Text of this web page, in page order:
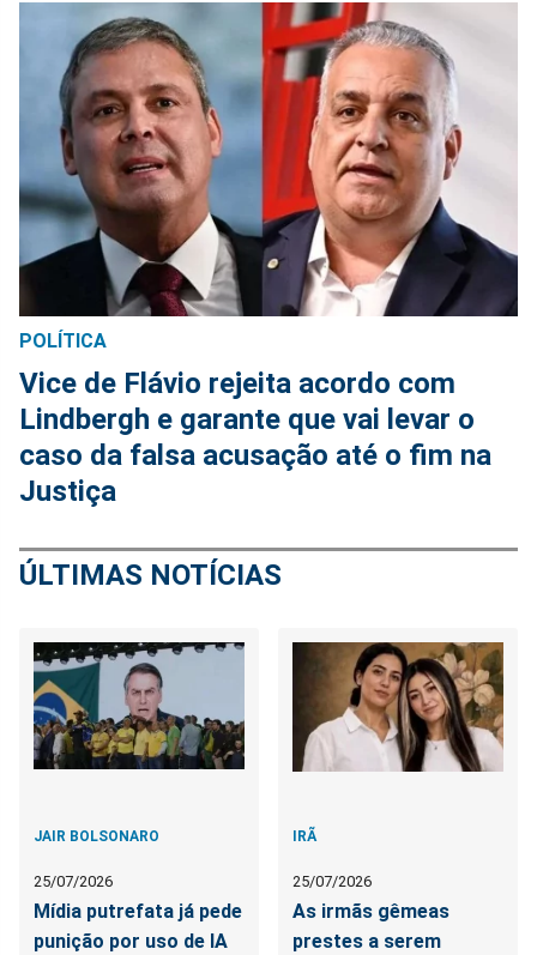
POLÍTICA
Vice de Flávio rejeita acordo com
Lindbergh e garante que vai levar o
caso da falsa acusação até o fim na
Justiça
ÚLTIMAS NOTÍCIAS
JAIR BOLSONARO
25/07/2026
Mídia putrefata já pede
punição por uso de IA
IRÃ
25/07/2026
As irmãs gêmeas
prestes a serem